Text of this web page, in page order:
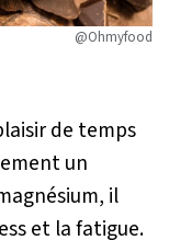
@Ohmyfood
de temps
un
il
et la fatigue.